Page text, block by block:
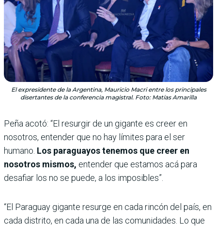
El expresidente de la Argentina, Mauricio Macri entre los principales
disertantes de la conferencia magistral. Foto: Matías Amarilla
Peña acotó: “El resurgir de un gigante es creer en
nosotros, entender que no hay límites para el ser
humano. Los paraguayos tenemos que creer en
nosotros mismos, entender que estamos acá para
desafiar los no se puede, a los imposibles”.
“El Paraguay gigante resurge en cada rincón del país, en
cada distrito, en cada una de las comunidades. Lo que